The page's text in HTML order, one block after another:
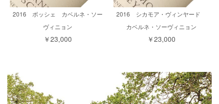
2016 ボッシェ カベルネ・ソー
ヴィニョン
￥23,000
2016 シカモア・ヴィンヤード
カベルネ・ソーヴィニョン
￥23,000